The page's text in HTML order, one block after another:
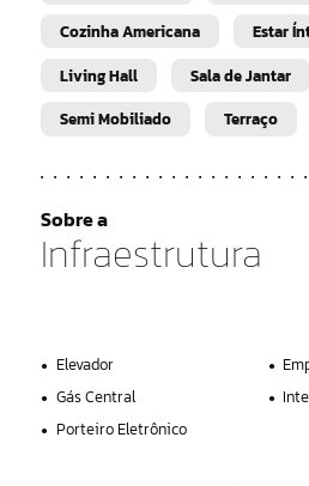
Cozinha Americana
Estar
Living Hall
Sala de Jantar
Semi Mobiliado
Terraço
Sobre a
Infraestrutura
Elevador
Gás Central
Porteiro Eletrônico